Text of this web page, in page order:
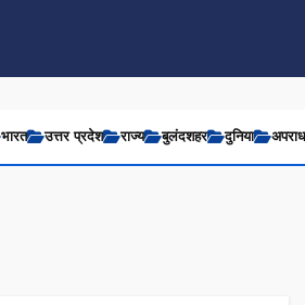
भारत उत्तर प्रदेश राज्य बुलंदशहर दुनिया अपराध